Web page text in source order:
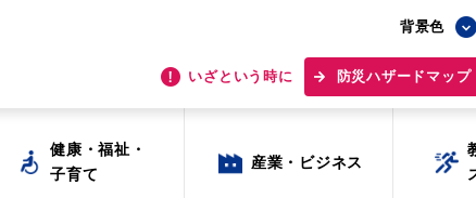
背景色
いざという時に 防災ハザードマップ
背景色
いざという時に 防災ハザードマップ
健康・福祉・
子育て
産業・ビジネス
健康・福祉・
子育て
産業・ビジネス